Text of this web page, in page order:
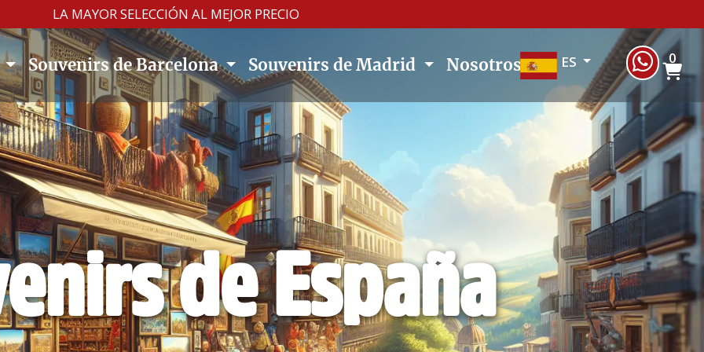
LA MAYOR SELECCIÓN AL MEJOR PRECIO
Souvenirs de Barcelona Souvenirs de Madrid Nosotros ES 0
de España